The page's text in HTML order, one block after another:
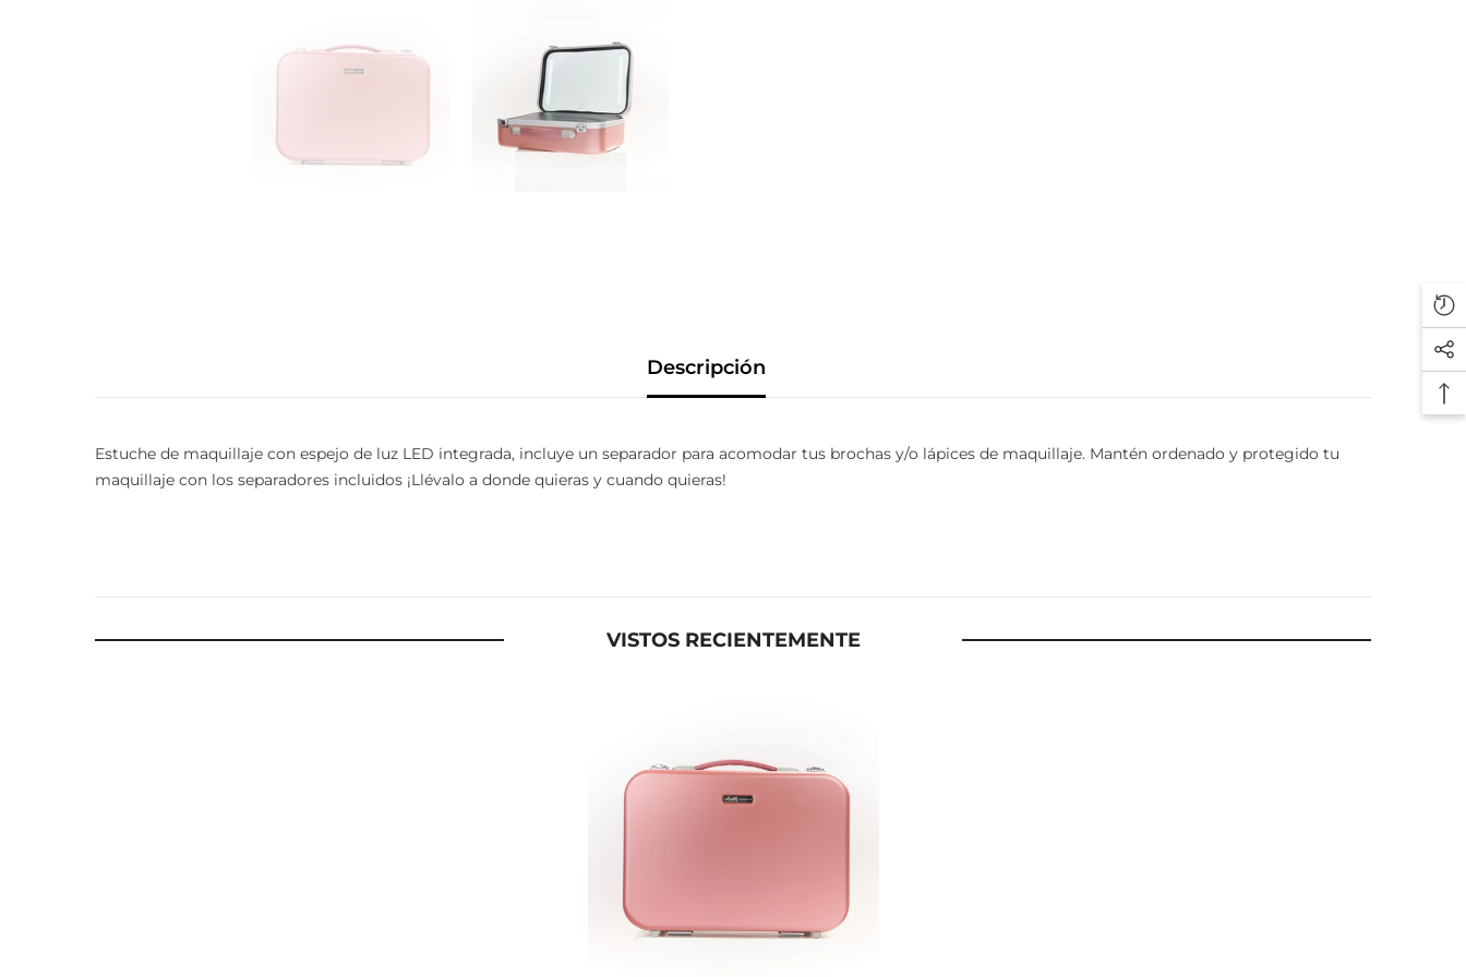
Descripción
Estuche de maquillaje con espejo de luz LED integrada, incluye un separador para acomodar tus brochas y/o lápices de maquillaje. Mantén ordenado y protegido tu
maquillaje con los separadores incluidos ¡Llévalo a donde quieras y cuando quieras!
VISTOS RECIENTEMENTE